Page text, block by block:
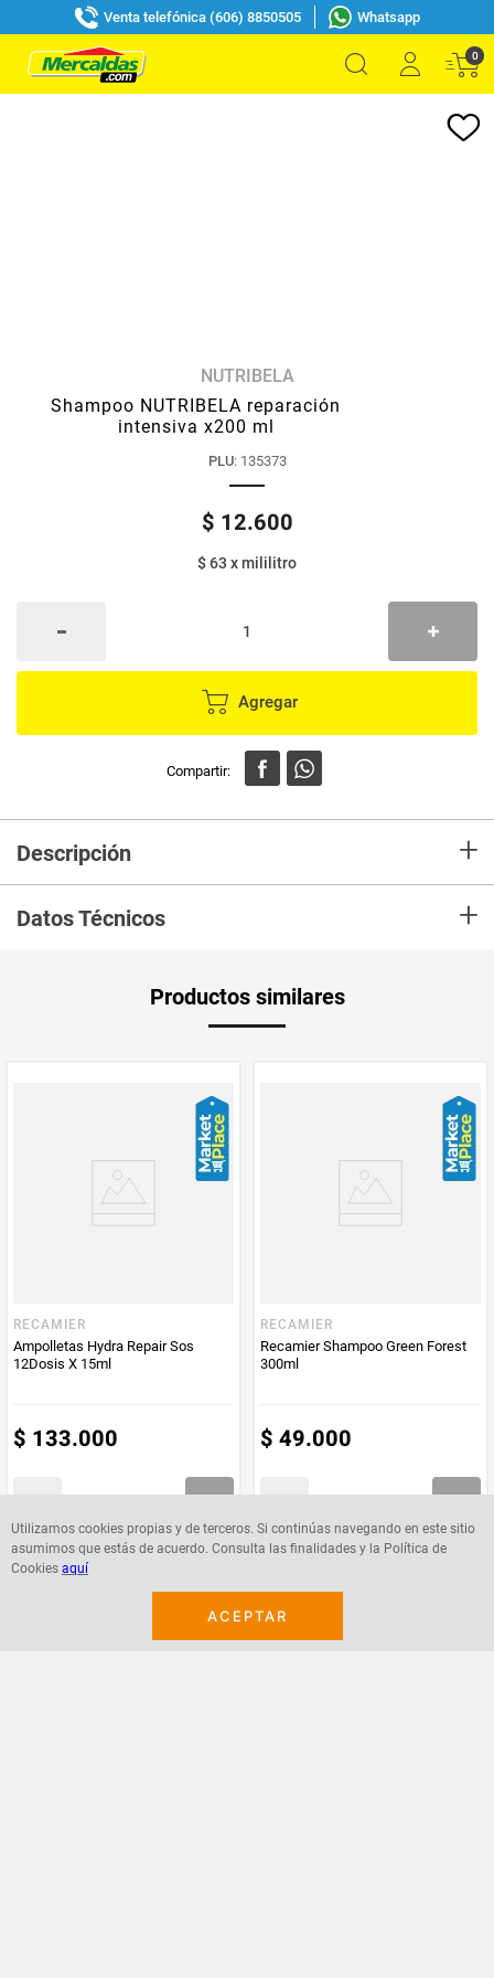
Venta telefónica (606) 8850505 Whatsapp
0
Utilizamos cookies propias y de terceros. Si continúas navegando en este sitio
asumimos que estás de acuerdo. Consulta las finalidades y la Política de
Cookies aquí
ACEPTAR
NUTRIBELA
Shampoo NUTRIBELA reparación
intensiva x200 ml
PLU: 135373
$ 12.600
$ 63 xmililitro
Agregar
Descripción +
Datos Técnicos +
200
Producto (kg)
200
Productos similares
RECAMIER
Ampolletas Hydra Repair Sos
12Dosis X 15ml
$ 133.000
RECAMIER
Recamier Shampoo Green Forest
300ml
$ 49.000